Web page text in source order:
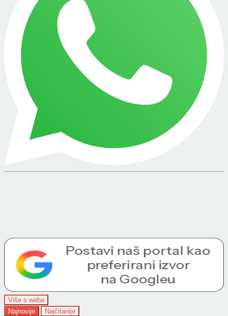
Više s weba
Najnovije
Najčitanije